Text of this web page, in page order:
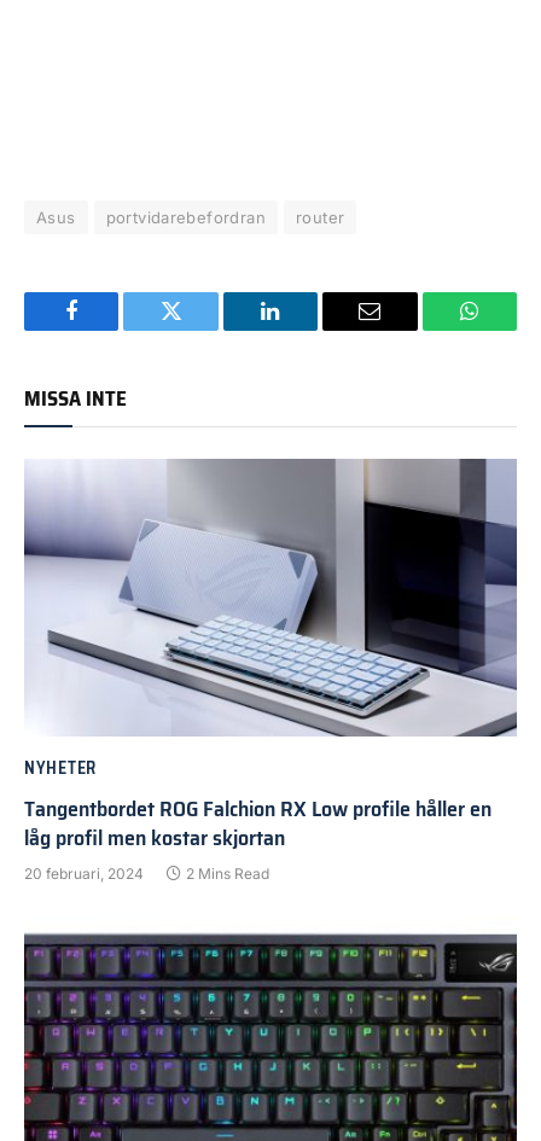
Asus portvidarebefordran router
Facebook Twitter LinkedIn Email
MISSA INTE
NYHETER
Tangentbordet ROG Falchion RX Low profile håller en
låg profil men kostar skjortan
20 februari, 2024 2 Mins Read